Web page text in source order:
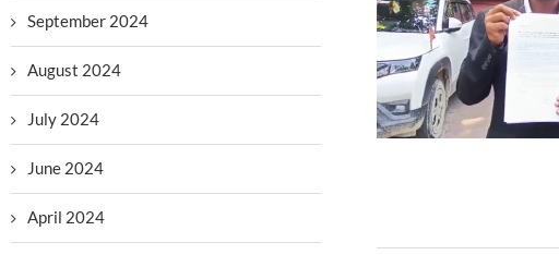
September 2024
August 2024
July 2024
June 2024
April 2024